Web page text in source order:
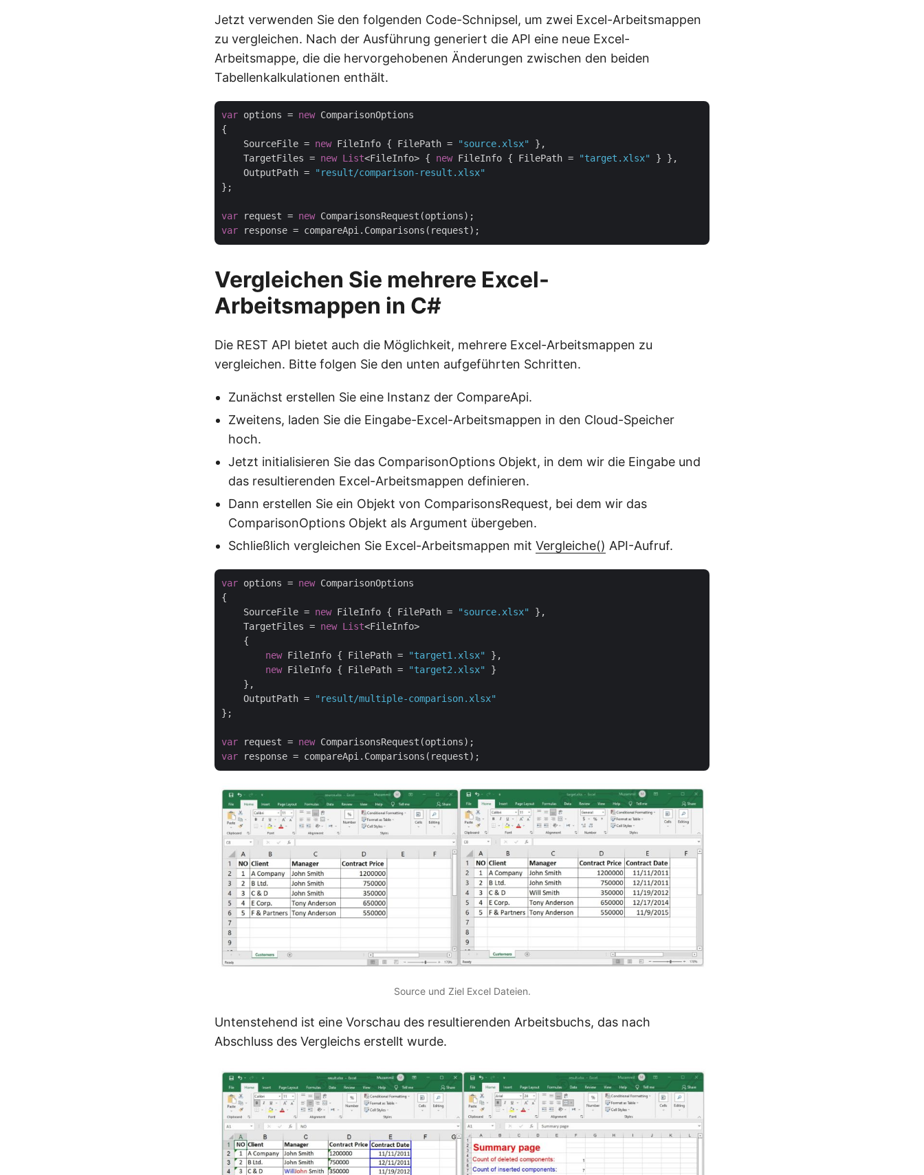
Jetzt verwenden Sie den folgenden Code-Schnipsel, um zwei Excel-Arbeitsmappen
zu vergleichen. Nach der Ausführung generiert die API eine neue Excel-
Arbeitsmappe, die die hervorgehobenen Änderungen zwischen den beiden
Tabellenkalkulationen enthält.
var options = new ComparisonOptions
{
    SourceFile =
new FileInfo { FilePath = "source.xlsx"
},
    TargetFiles =
new List<FileInfo> { new FileInfo { FilePath = "target.xlsx"
} },
    OutputPath =
"result/comparison-result.xlsx"
};
var request = new
var
Vergleichen Sie mehrere Excel-
Arbeitsmappen in C#
Die REST API bietet auch die Möglichkeit, mehrere Excel-Arbeitsmappen zu
vergleichen. Bitte folgen Sie den unten aufgeführten Schritten.
Zunächst erstellen Sie eine Instanz der CompareApi.
Zweitens, laden Sie die Eingabe-Excel-Arbeitsmappen in den Cloud-Speicher
hoch.
Jetzt initialisieren Sie das ComparisonOptions Objekt, in dem wir die Eingabe und
das resultierenden Excel-Arbeitsmappen definieren.
Dann erstellen Sie ein Objekt von ComparisonsRequest, bei dem wir das
ComparisonOptions Objekt als Argument übergeben.
Schließlich vergleichen Sie Excel-Arbeitsmappen mit Vergleiche() API-Aufruf.
var options = new ComparisonOptions
{
    SourceFile =
new FileInfo { FilePath = "source.xlsx"
},
    TargetFiles =
new List<FileInfo>
    {
new FileInfo { FilePath = "target1.xlsx"
},
new FileInfo { FilePath = "target2.xlsx"
}
    },
    OutputPath =
"result/multiple-comparison.xlsx"
};
var request = new
var
Source und Ziel Excel Dateien.
Untenstehend ist eine Vorschau des resultierenden Arbeitsbuchs, das nach
Abschluss des Vergleichs erstellt wurde.